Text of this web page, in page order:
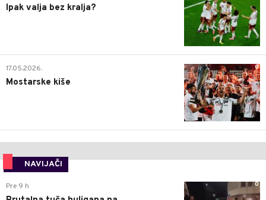
Ipak valja bez kralja?
0
17.05.2026.
Mostarske kiše
NAVIJAČI
0
Pre 9 h